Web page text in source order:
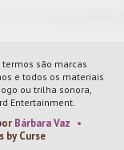
termos são marcas
e todos os materiais
ou trilha sonora,
Entertainment.
Bárbara Vaz •
by Curse